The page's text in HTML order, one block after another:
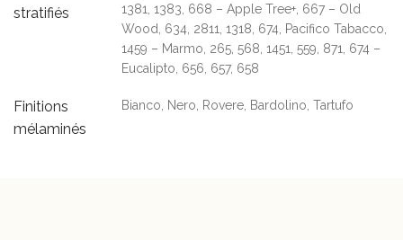
stratifiés
1381, 1383, 668 – Apple Tree+, 667 – Old
Wood, 634, 2811, 1318, 674, Pacifico Tabacco,
1459 – Marmo, 265, 568, 1451, 559, 871, 674 –
Eucalipto, 656, 657, 658
Finitions
mélaminés
Bianco, Nero, Rovere, Bardolino, Tartufo